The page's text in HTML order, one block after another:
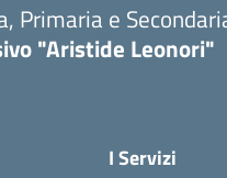
Primaria e
"Aristide Leonori"
I Servizi